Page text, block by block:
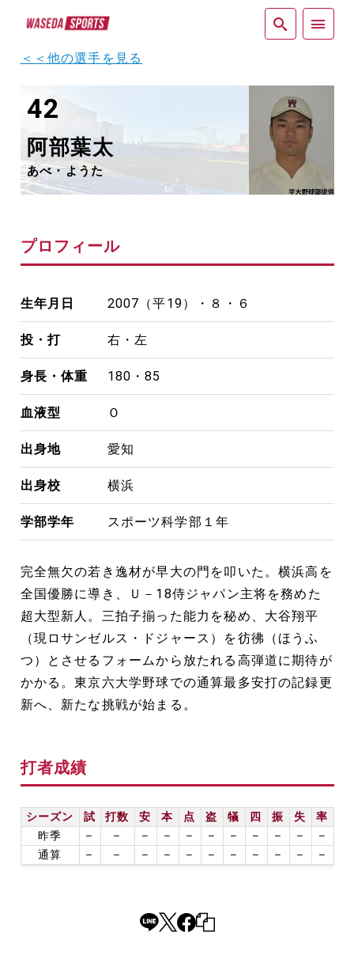
＜＜他の選手を見る
42
阿部葉太
あべ・ようた
プロフィール
生年月日 2007（平19）・８・６
投・打 右・左
身長・体重 180・85
血液型 Ｏ
出身地 愛知
出身校 横浜
学部学年 スポーツ科学部１年
完全無欠の若き逸材が早大の門を叩いた。横浜高を
全国優勝に導き、Ｕ－18侍ジャパン主将を務めた
超大型新人。三拍子揃った能力を秘め、大谷翔平
（現ロサンゼルス・ドジャース）を彷彿（ほうふ
つ）とさせるフォームから放たれる高弾道に期待が
かかる。東京六大学野球での通算最多安打の記録更
新へ、新たな挑戦が始まる。
打者成績
シーズン 試 打数 安 本 点 盗 犠 四 振 失
率
昨季
– – – – – – – – – –
–
通算
– – – – – – – – – – –